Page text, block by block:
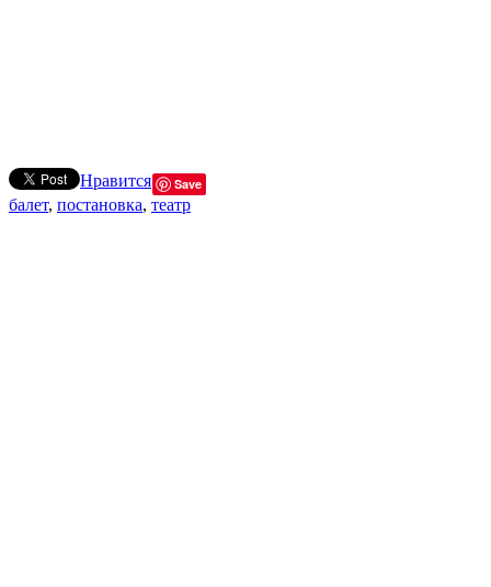
Нравится Save
балет, постановка, театр